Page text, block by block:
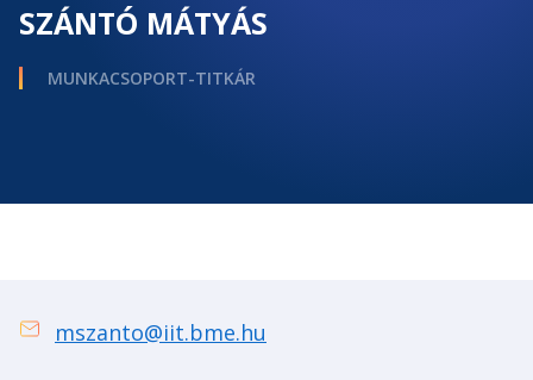
SZÁNTÓ MÁTYÁS
MUNKACSOPORT-TITKÁR
mszanto@iit.bme.hu